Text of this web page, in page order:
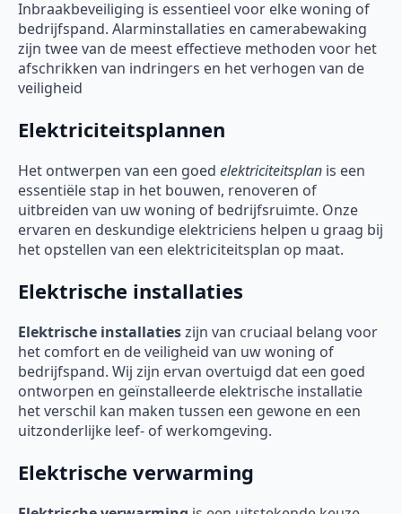
Inbraakbeveiliging is essentieel voor elke woning of
bedrijfspand. Alarminstallaties en camerabewaking
zijn twee van de meest effectieve methoden voor het
afschrikken van indringers en het verhogen van de
veiligheid
Elektriciteitsplannen
Het ontwerpen van een goed elektriciteitsplan is een
essentiële stap in het bouwen, renoveren of
uitbreiden van uw woning of bedrijfsruimte. Onze
ervaren en deskundige elektriciens helpen u graag bij
het opstellen van een elektriciteitsplan op maat.
Elektrische installaties
Elektrische installatieszijn van cruciaal belang voor
het comfort en de veiligheid van uw woning of
bedrijfspand. Wij zijn ervan overtuigd dat een goed
ontworpen en geïnstalleerde elektrische installatie
het verschil kan maken tussen een gewone en een
uitzonderlijke leef- of werkomgeving.
Elektrische verwarming